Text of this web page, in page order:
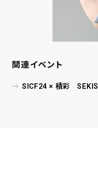
関連イベント
SICF24 × 積彩